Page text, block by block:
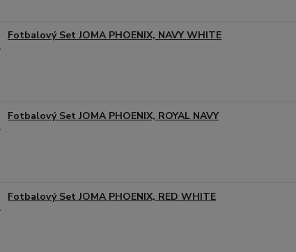
Fotbalový Set JOMA PHOENIX, NAVY WHITE
Fotbalový Set JOMA PHOENIX, ROYAL NAVY
Fotbalový Set JOMA PHOENIX, RED WHITE